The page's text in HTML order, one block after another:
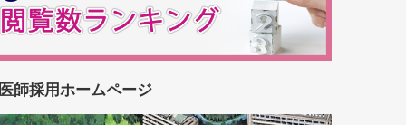
医師採用ホームページ